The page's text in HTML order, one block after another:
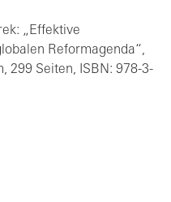
„Effektive
Reformagenda“,
299 Seiten, ISBN: 978-3-